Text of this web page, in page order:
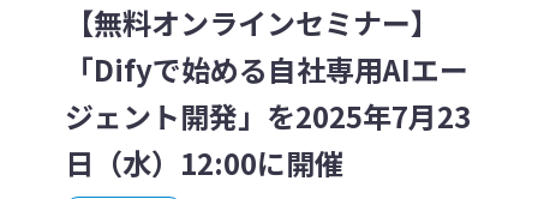
【無料オンラインセミナー】
「Difyで始める自社専用AIエー
ジェント開発」を2025年7月23
日（水）12:00に開催